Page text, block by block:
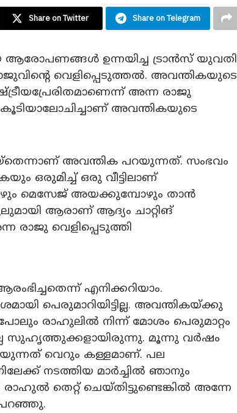
Share on Twitter Share on Telegram
ആരോപണങ്ങൾ ഉന്നയിച്ച ട്രാൻസ് യുവതി
വെളിപ്പെടുത്തൽ. അവന്തികയുടെ
അന്ന രാജു
അവന്തികയുടെ
അവന്തിക പറയുന്നത്. സംഭവം
ഒരുമിച്ച് ഒരു വീട്ടിലാണ്
മെസേജ് അയക്കുമ്പോഴും താൻ
ആരാണ് ആദ്യം ചാറ്റിങ്
രാജു വെളിപ്പെടുത്തി
എനിക്കറിയാം.
പെരുമാറിയിട്ടില്ല. അവന്തികയ്ക്കു
രാഹുലിൽ നിന്ന് മോശം പെരുമാറ്റം
സുഹൃത്തുക്കളായിരുന്നു. മൂന്നു വർഷം
വെറും കള്ളമാണ്. പല
നടത്തിയ മാർച്ചിൽ ഞാനും
രാഹുൽ തെറ്റ് ചെയ്തിട്ടുണ്ടെങ്കിൽ അന്നേ
പറഞ്ഞു.